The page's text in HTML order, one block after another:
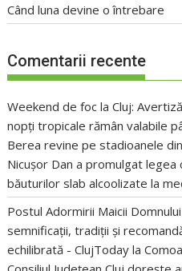
Când luna devine o întrebare
Comentarii recente
Weekend de foc la Cluj:
nopți tropicale rămân valabile
Berea revine pe stadioanele
Nicușor Dan a promulgat
băuturilor slab alcoolizate la
Postul Adormirii Maicii
semnificații, tradiții și
echilibrată - ClujToday la